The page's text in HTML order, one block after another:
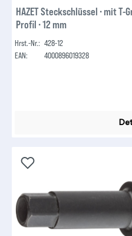
HAZET Steckschlüssel ∙ mit
Profil ∙ 12 mm
Hrst.-Nr.: 428-12
EAN:
4000896019328